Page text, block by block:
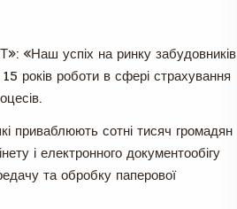
«Наш успіх на ринку забудовників
років роботи в сфері страхування
приваблюють сотні тисяч громадян
і електронного документообігу
та обробку паперової